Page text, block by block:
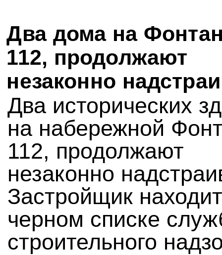
Два дома на
112, продолжают
незаконно
Два исторических
на набережной
112, продолжают
незаконно
Застройщик
черном списке
строительного